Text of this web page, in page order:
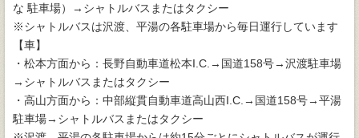
な 駐車場）→シャトルバスまたはタクシー
※シャトルバスは沢渡、平湯の各駐車場から毎日運行しています
【車】
・松本方面から：長野自動車道松本I.C.→国道158号→沢渡駐車場
→シャトルバスまたはタクシー
・高山方面から：中部縦貫自動車道高山西I.C.→国道158号→平湯
駐車場→シャトルバスまたはタクシー